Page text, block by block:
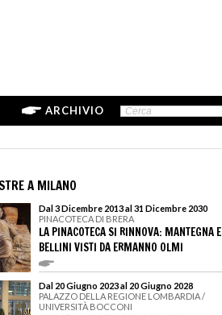
ARCHIVIO
A MILANO
Dal 3 Dicembre 2013 al 31 Dicembre 2030
PINACOTECA DI BRERA
LA PINACOTECA SI RINNOVA: MANTEGNA E
BELLINI VISTI DA ERMANNO OLMI
Dal 20 Giugno 2023 al 20 Giugno 2028
PALAZZO DELLA REGIONE LOMBARDIA /
UNIVERSITÀ BOCCONI